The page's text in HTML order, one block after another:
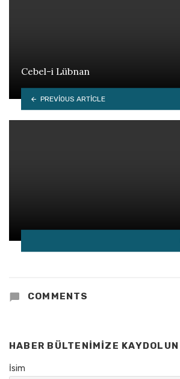
Cebel-i Lübnan
PREVIOUS ARTICLE
COMMENTS
HABER BÜLTENIMIZE KAYDOLUN
İsim